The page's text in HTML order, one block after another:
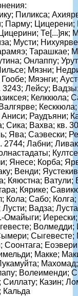
Пиликса;
Парму; Цицерени;
Те[...]як;
Мусти;
Тарашкае;
Онлаппу;
Мязни;
Мяэнги;
Лейсу;
Келккюла;
Раудъяни;
Сика; Вахва; кв.
Ява; Саэвески;
Лабни;
Янесе; Корба;
Венди;
Кяюстна; Ватули;
Кярике;
Кола; Сабо; Колга;
Вадза;
Омайыги;
Волмедди;
Сыгевесте;
Макке;
Волеименди;
Силлату; Казин;
Кальда